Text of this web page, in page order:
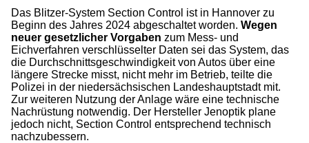
Das Blitzer-System Section Control ist in Hannover zu
Beginn des Jahres 2024 abgeschaltet worden. Wegen
neuer gesetzlicher Vorgaben zum Mess- und
Eichverfahren verschlüsselter Daten sei das System, das
die Durchschnittsgeschwindigkeit von Autos über eine
längere Strecke misst, nicht mehr im Betrieb, teilte die
Polizei in der niedersächsischen Landeshauptstadt mit.
Zur weiteren Nutzung der Anlage wäre eine technische
Nachrüstung notwendig. Der Hersteller Jenoptik plane
jedoch nicht, Section Control entsprechend technisch
nachzubessern.